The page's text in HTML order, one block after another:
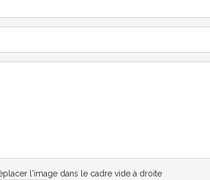
l'image dans le cadre vide à droite